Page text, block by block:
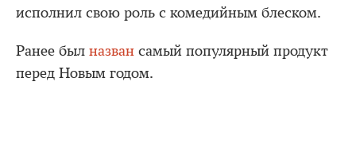
исполнил свою роль с комедийным блеском.
Ранее был назван самый популярный продукт
перед Новым годом.